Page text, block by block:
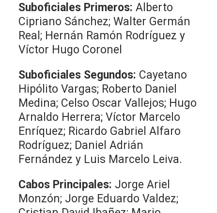
Suboficiales Primeros: Alberto
Cipriano Sánchez; Walter Germán
Real; Hernán Ramón Rodríguez y
Víctor Hugo Coronel
Suboficiales Segundos: Cayetano
Hipólito Vargas; Roberto Daniel
Medina; Celso Oscar Vallejos; Hugo
Arnaldo Herrera; Víctor Marcelo
Enríquez; Ricardo Gabriel Alfaro
Rodríguez; Daniel Adrián
Fernández y Luis Marcelo Leiva.
Cabos Principales: Jorge Ariel
Monzón; Jorge Eduardo Valdez;